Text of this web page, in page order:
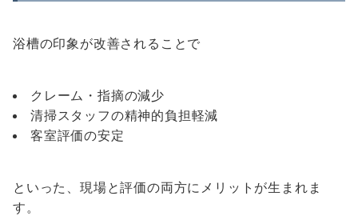
浴槽の印象が改善されることで
クレーム・指摘の減少
清掃スタッフの精神的負担軽減
客室評価の安定
といった、現場と評価の両方にメリットが生まれま
す。